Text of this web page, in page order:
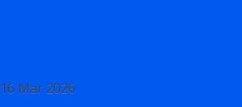
16 Mar 2026